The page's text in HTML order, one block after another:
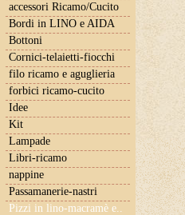
accessori Ricamo/Cucito
Bordi in LINO e AIDA
Bottoni
Cornici-telaietti-fiocchi
filo ricamo e aguglieria
forbici ricamo-cucito
Idee
Kit
Lampade
Libri-ricamo
nappine
Passamanerie-nastri
Pizzi in lino-macramè e..